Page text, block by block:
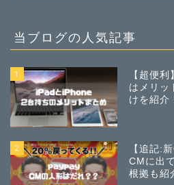
当ブログの人気記事
1
【超便
はメリッ
けを紹介
2
【追記:
CMに出
根拠も紹